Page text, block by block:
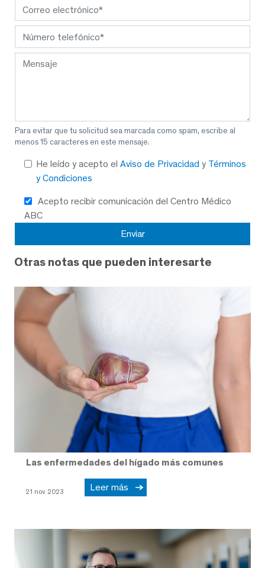
Para evitar que tu solicitud sea marcada como spam, escribe al
menos 15 caracteres en este mensaje.
He leído y acepto el Aviso de Privacidad y Términos
y Condiciones
Acepto recibir comunicación del Centro Médico
ABC
Otras notas que pueden interesarte
Las enfermedades del hígado más comunes
21 nov 2023 Leer más